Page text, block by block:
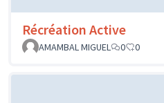
Récréation Active
AMAMBAL MIGUEL
0 0